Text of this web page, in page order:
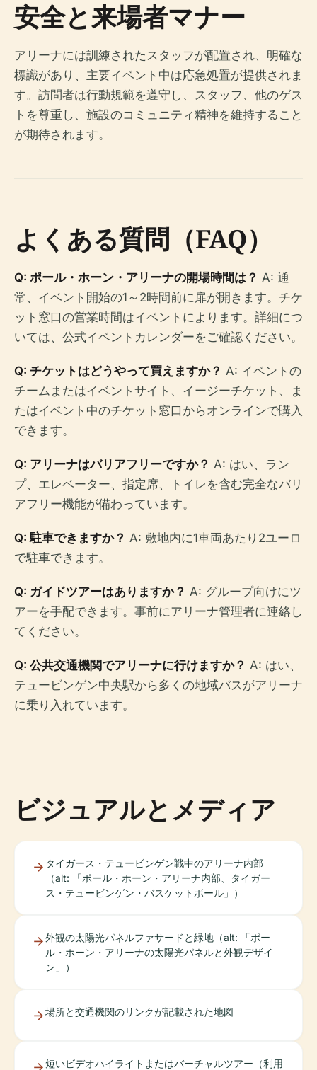
安全と来場者マナー
アリーナには訓練されたスタッフが配置され、明確な
標識があり、主要イベント中は応急処置が提供されま
す。訪問者は行動規範を遵守し、スタッフ、他のゲス
トを尊重し、施設のコミュニティ精神を維持すること
が期待されます。
よくある質問（FAQ）
Q: ポール・ホーン・アリーナの開場時間は？ A: 通
常、イベント開始の1～2時間前に扉が開きます。チケ
ット窓口の営業時間はイベントによります。詳細につ
いては、公式イベントカレンダーをご確認ください。
Q: チケットはどうやって買えますか？ A: イベントの
チームまたはイベントサイト、イージーチケット、ま
たはイベント中のチケット窓口からオンラインで購入
できます。
Q: アリーナはバリアフリーですか？ A: はい、ラン
プ、エレベーター、指定席、トイレを含む完全なバリ
アフリー機能が備わっています。
Q: 駐車できますか？ A: 敷地内に1車両あたり2ユーロ
で駐車できます。
Q: ガイドツアーはありますか？ A: グループ向けにツ
アーを手配できます。事前にアリーナ管理者に連絡し
てください。
Q: 公共交通機関でアリーナに行けますか？ A: はい、
テュービンゲン中央駅から多くの地域バスがアリーナ
に乗り入れています。
ビジュアルとメディア
タイガース・テュービンゲン戦中のアリーナ内部
（alt: 「ポール・ホーン・アリーナ内部、タイガー
ス・テュービンゲン・バスケットボール」）
外観の太陽光パネルファサードと緑地（alt: 「ポー
ル・ホーン・アリーナの太陽光パネルと外観デザイ
ン」）
場所と交通機関のリンクが記載された地図
短いビデオハイライトまたはバーチャルツアー（利用